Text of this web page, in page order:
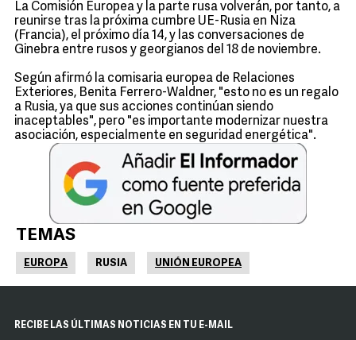
La Comisión Europea y la parte rusa volverán, por tanto, a
reunirse tras la próxima cumbre UE-Rusia en Niza
(Francia), el próximo día 14, y las conversaciones de
Ginebra entre rusos y georgianos del 18 de noviembre.
Según afirmó la comisaria europea de Relaciones
Exteriores, Benita Ferrero-Waldner, "esto no es un regalo
a Rusia, ya que sus acciones continúan siendo
inaceptables", pero "es importante modernizar nuestra
asociación, especialmente en seguridad energética".
TEMAS
EUROPA RUSIA UNIÓN EUROPEA
RECIBE LAS ÚLTIMAS NOTICIAS EN TU E-MAIL